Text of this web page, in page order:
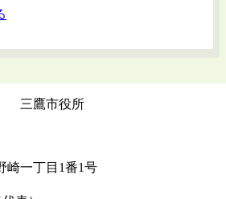
三鷹市役所
崎一丁目1番1号